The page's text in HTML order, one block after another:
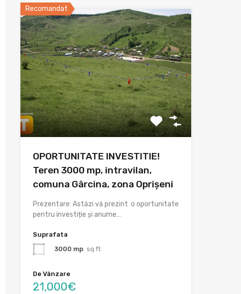
Recomandat
OPORTUNITATE INVESTITIE!
Teren 3000 mp, intravilan,
comuna Gârcina, zona Oprișeni
Prezentare: Astăzi vă prezint o oportunitate
pentru investiție și anume…
Suprafata
3000 mp sq ft
De Vânzare
21,000€